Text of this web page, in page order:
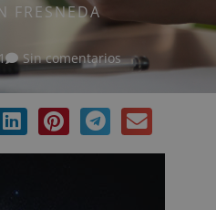
FRESNEDA
Sin comentarios